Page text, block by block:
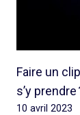
Faire un
s’y prendre
10 avril 2023